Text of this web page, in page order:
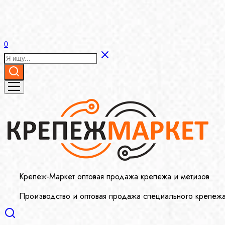
0
Крепеж-Маркет оптовая продажа крепежа и метизов
Производство и оптовая продажа специального